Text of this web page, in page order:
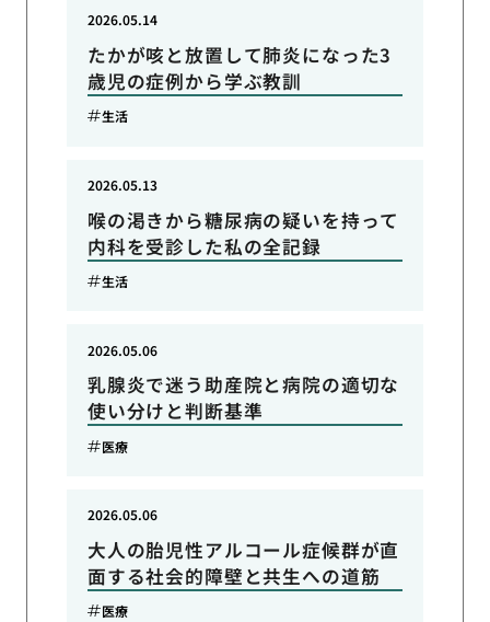
たかが咳と放置して肺炎になった3
歳児の症例から学ぶ教訓
2026.05.14
生活
喉の渇きから糖尿病の疑いを持って
内科を受診した私の全記録
2026.05.13
生活
乳腺炎で迷う助産院と病院の適切な
使い分けと判断基準
2026.05.06
医療
大人の胎児性アルコール症候群が直
面する社会的障壁と共生への道筋
2026.05.06
医療